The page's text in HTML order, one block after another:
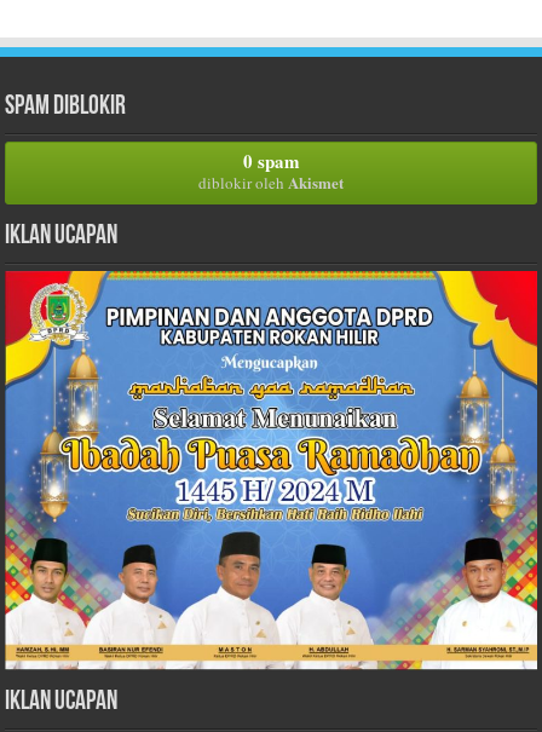
Spam Diblokir
0 spam
diblokir oleh Akismet
Iklan Ucapan
Iklan Ucapan